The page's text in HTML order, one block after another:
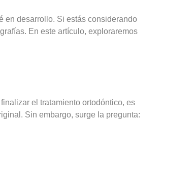
en desarrollo. Si estás considerando
En este artículo, exploraremos
el tratamiento ortodóntico, es
Sin embargo, surge la pregunta: